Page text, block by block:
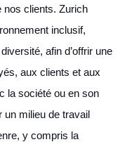
nos clients. Zurich
inclusif,
afin d’offrir une
aux clients et aux
la société ou en son
un milieu de travail
y compris la